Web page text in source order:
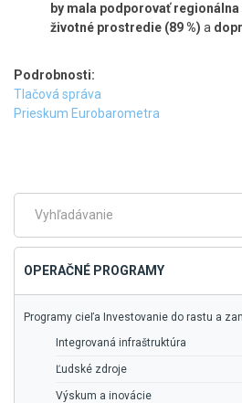
by mala podporovať regionálna
životné prostredie (89 %) a
Podrobnosti:
Tlačová správa
Prieskum Eurobarometra
hlavné
menu
Fulltextové
OPERAČNÉ PROGRAMY
Programy cieľa Investovanie do rastu a
Integrovaná infraštruktúra
Ľudské zdroje
Výskum a inovácie